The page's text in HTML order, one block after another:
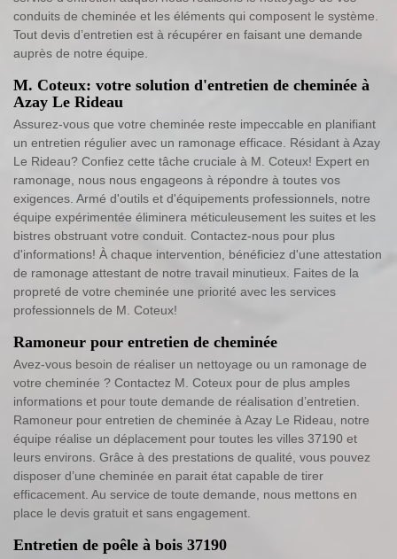
conduits de cheminée et les éléments qui composent le système.
Tout devis d’entretien est à récupérer en faisant une demande
auprès de notre équipe.
M. Coteux: votre solution d'entretien de cheminée à
Azay Le Rideau
Assurez-vous que votre cheminée reste impeccable en planifiant
un entretien régulier avec un ramonage efficace. Résidant à Azay
Le Rideau? Confiez cette tâche cruciale à M. Coteux! Expert en
ramonage, nous nous engageons à répondre à toutes vos
exigences. Armé d'outils et d'équipements professionnels, notre
équipe expérimentée éliminera méticuleusement les suites et les
bistres obstruant votre conduit. Contactez-nous pour plus
d'informations! À chaque intervention, bénéficiez d'une attestation
de ramonage attestant de notre travail minutieux. Faites de la
propreté de votre cheminée une priorité avec les services
professionnels de M. Coteux!
Ramoneur pour entretien de cheminée
Avez-vous besoin de réaliser un nettoyage ou un ramonage de
votre cheminée ? Contactez M. Coteux pour de plus amples
informations et pour toute demande de réalisation d’entretien.
Ramoneur pour entretien de cheminée à Azay Le Rideau, notre
équipe réalise un déplacement pour toutes les villes 37190 et
leurs environs. Grâce à des prestations de qualité, vous pouvez
disposer d’une cheminée en parait état capable de tirer
efficacement. Au service de toute demande, nous mettons en
place le devis gratuit et sans engagement.
Entretien de poêle à bois 37190